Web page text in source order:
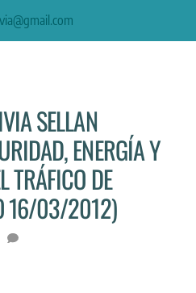
SELLAN
ENERGÍA Y
TRÁFICO DE
16/03/2012)